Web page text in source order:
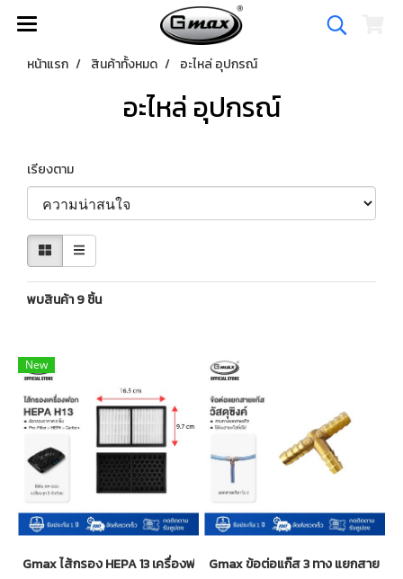
หน้าแรก สินค้าทั้งหมด อะไหล่ อุปกรณ์
อะไหล่ อุปกรณ์
เรียงตาม
พบสินค้า 9 ชิ้น
New
Gmax ไส้กรอง HEPA 13 เครื่องฟอกอากาศในรถยนต์รุ่น AP-005
Gmax ข้อต่อแก๊ส 3 ทาง แยกสายแก๊